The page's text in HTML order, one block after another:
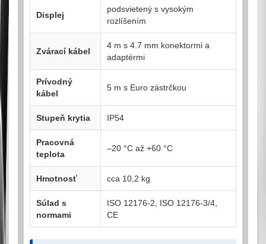
Displej
podsvietený s vysokým
rozlíšením
Zvárací kábel
4 m s 4.7 mm konektormi a
adaptérmi
Prívodný
kábel
5 m s Euro zástrčkou
Stupeň krytia IP54
Pracovná
teplota
–20 °C až +60 °C
Hmotnosť cca 10,2 kg
Súlad s
normami
ISO 12176-2, ISO 12176-3/4,
CE